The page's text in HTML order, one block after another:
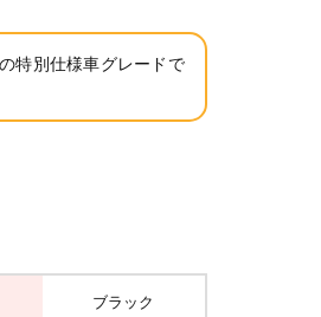
特別仕様車グレードで
ブラック